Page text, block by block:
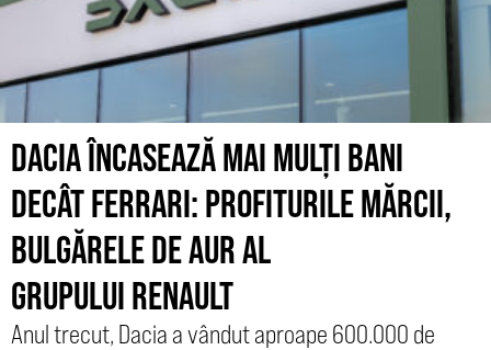
DACIA ÎNCASEAZĂ MAI MULȚI BANI
DECÂT FERRARI: PROFITURILE MĂRCII,
BULGĂRELE DE AUR AL
GRUPULUI RENAULT
Anul trecut, Dacia a vândut aproape 600.000 de